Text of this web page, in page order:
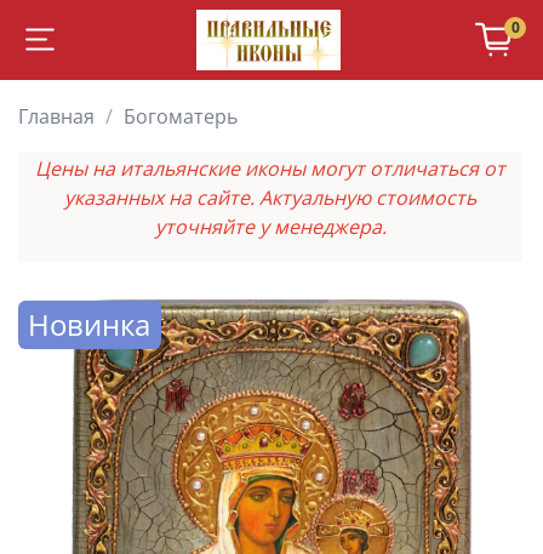
0
Главная
Богоматерь
Цены на итальянские иконы могут отличаться от
указанных на сайте. Актуальную стоимость
уточняйте у менеджера.
Новинка